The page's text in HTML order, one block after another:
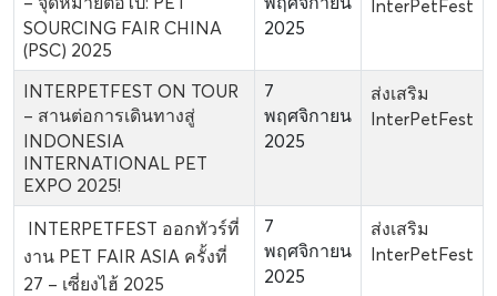
SOURCING FAIR CHINA
(PSC) 2025
2025
InterPetFest
INTERPETFEST ON TOUR
– สานต่อการเดินทางสู่
INDONESIA
INTERNATIONAL PET
EXPO 2025!
7
พฤศจิกายน
2025
ส่งเสริม
InterPetFest
INTERPETFEST ออกทัวร์ที่
งาน PET FAIR ASIA ครั้งที่
27 – เซี่ยงไฮ้ 2025
7
พฤศจิกายน
2025
ส่งเสริม
InterPetFest